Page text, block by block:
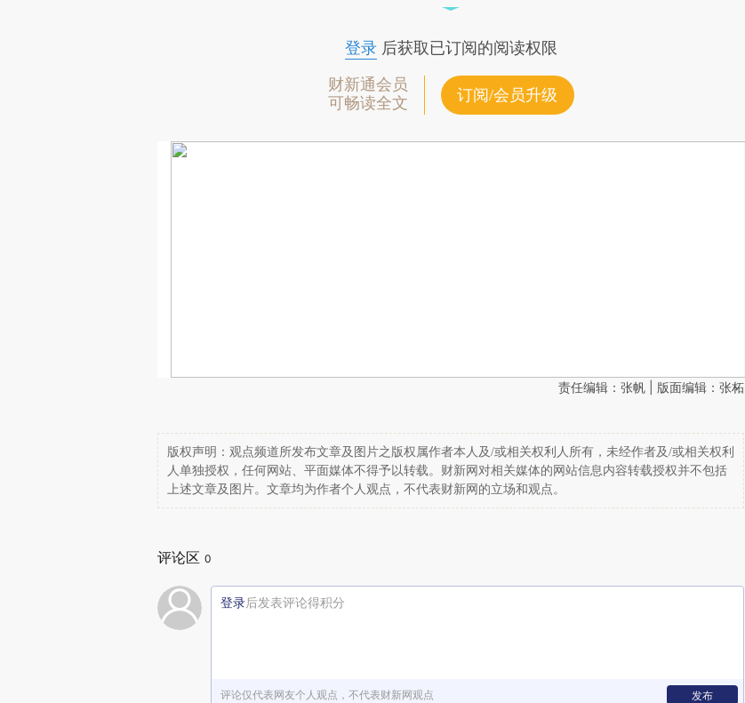
登录后获取已订阅的阅读权限
财新通会员
可畅读全文
订阅/会员升级
责任编辑：张帆 | 版面编辑：张柘
版权声明：观点频道所发布文章及图片之版权属作者本人及/或相关权利人所有，未经作者及/或相关权利
人单独授权，任何网站、平面媒体不得予以转载。财新网对相关媒体的网站信息内容转载授权并不包括
上述文章及图片。文章均为作者个人观点，不代表财新网的立场和观点。
评论区 0
登录后发表评论得积分
评论仅代表网友个人观点，不代表财新网观点 发布